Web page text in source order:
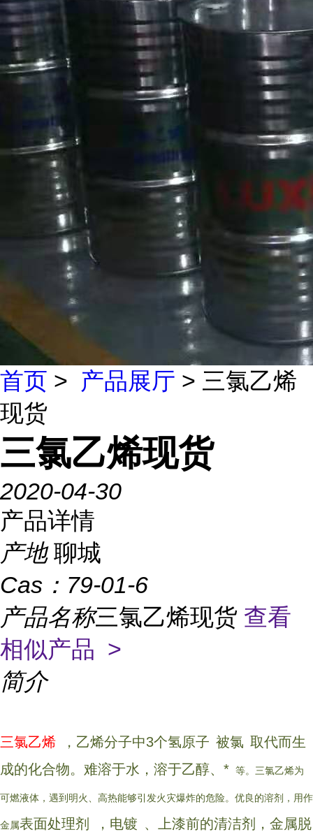
首页 > 产品展厅 > 三氯乙烯
现货
三氯乙烯现货
2020-04-30
产品详情
产地 聊城
Cas： 79-01-6
产品名称三氯乙烯现货 查看
相似产品 >
简介
三氯乙烯 ，乙烯分子中3个氢原子 被氯 取代而生
成的化合物。难溶于水，溶于乙醇、 * 等。三氯乙烯为
可燃液体，遇到明火、高热能够引发火灾爆炸的危险。优良的溶剂，用作
金属表面处理剂 ， 电镀 、上漆前的清洁剂，金属脱